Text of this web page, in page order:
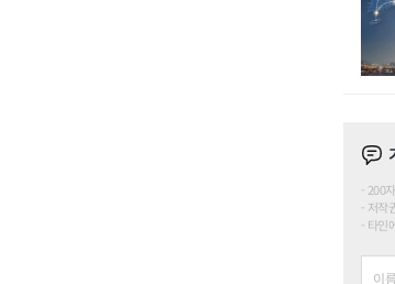
200
저작
타인